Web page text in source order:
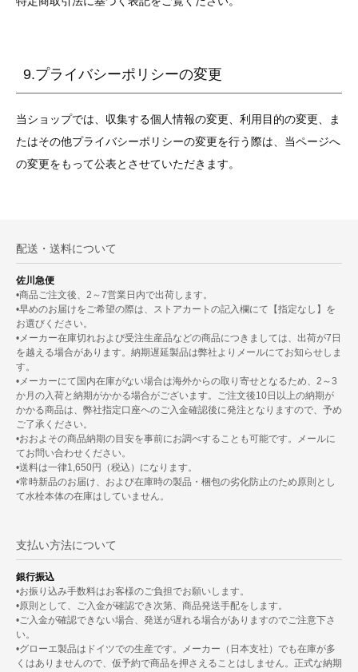
9.プライバシーポリシーの変更
当ショップでは、収集する個人情報の変更、利用目的の変更、ま
たはその他プライバシーポリシーの変更を行う際は、当ページへ
の変更をもって公表とさせていただきます。
配送・送料について
佐川急便
•商品ご注文後、2～7営業日内で出荷します。
•早めのお届けをご希望の際は、ストアカートの記入欄にて【指定なし】を
お選びください。
•メーカー在庫切れおよび受注生産品などの商品につきましては、出荷が7日
を越える場合があります。納期遅延製品は弊社よりメールにてお知らせしま
す。
•メーカーにて国内在庫がない場合は海外からの取り寄せとなるため、2～3
か月の入荷と納期がかかる場合がございます。ご注文後10日以上の納期が
かかる商品は、弊社指定口座へのご入金確認後に発注となりますので、予め
ご了承ください。
•おおよその商品納期の目安を事前にお調べすることも可能です。メールに
てお問い合わせください。
•送料は一律1,650円（税込）になります。
•常時新品のお届け、および在庫時の製品・梱包の劣化防止のため原則とし
て水栓本体の在庫はしていません。
支払い方法について
銀行振込
•お振り込み手数料はお客様のご負担でお願いします。
•原則として、ご入金が確認でき次第、商品発送手配をします。
•ご入金が確認できない場合、発送が遅れる場合がありますのでご注意下さ
い。
•グローエ製品はドイツでの生産です。メーカー（日本支社）でも在庫が多
くはありませんので、仮予約で商品を押さえることはしません。正式な納期